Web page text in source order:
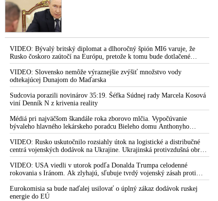
VIDEO: Bývalý britský diplomat a dlhoročný špión MI6 varuje, že
Rusko čoskoro zaútočí na Európu, pretože k tomu bude dotlačené
rovnako, ako bolo dotlačené k invázii na Ukrajinu v roku 2022.
Zelenskyj medzitým v Kyjeve naliehal na zhromaždených diplomatov,
aby vo svete zháňali energie pre Ukrajinu na zimu. Putin vraj bude
mobilizovať a vojna sa do zimy pravdepodobne neskončí
VIDEO: Slovensko nemôže výraznejšie zvýšiť množstvo vody
odtekajúcej Dunajom do Maďarska
Sudcovia porazili novinárov 35:19. Šéfka Súdnej rady Marcela Kosová
viní Denník N z krivenia reality
Médiá pri najväčšom škandále roka zborovo mlčia. Vypočúvanie
bývaleho hlavného lekárskeho poradcu Bieleho domu Anthonyho
Fauciho pred výborom amerického Senátu väčšina médií ignorovala
VIDEO: Rusko uskutočnilo rozsiahly útok na logistické a distribučné
centrá vojenských dodávok na Ukrajine. Ukrajinská protivzdušná obrana
nedokázala počas ničivého nočného útoku na Kyjev a jeho okolie
zachytiť ani jednu ruskú raketu
VIDEO: USA viedli v utorok podľa Donalda Trumpa celodenné
rokovania s Iránom. Ak zlyhajú, sľubuje tvrdý vojenský zásah proti
Teheránu
Eurokomisia sa bude naďalej usilovať o úplný zákaz dodávok ruskej
energie do EÚ